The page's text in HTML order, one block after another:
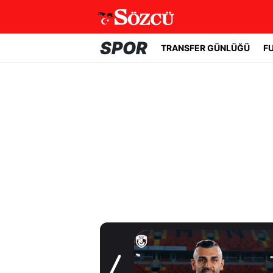
SPOR TRANSFER GÜNLÜĞÜ
Transfer Günlüğü
Serdar Dursun'un
yeni adresi belli